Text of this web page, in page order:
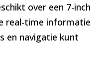
over een 7-inch
real-time informatie
en navigatie kunt